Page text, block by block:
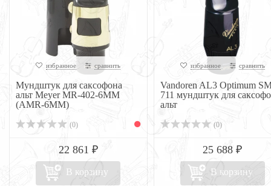
избранное сравнить
Мундштук для саксофона
альт Meyer MR-402-6MM
(AMR-6MM)
(0)
22 861 ₽
В корзину
избранное сравнить
Vandoren AL3 Optimum
711 мундштук для
альт
(0)
25 688 ₽
В корзину